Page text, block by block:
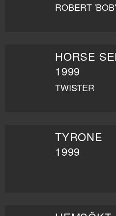
ROBERT
HORSE
1999
TWISTER
TYRONE
1999